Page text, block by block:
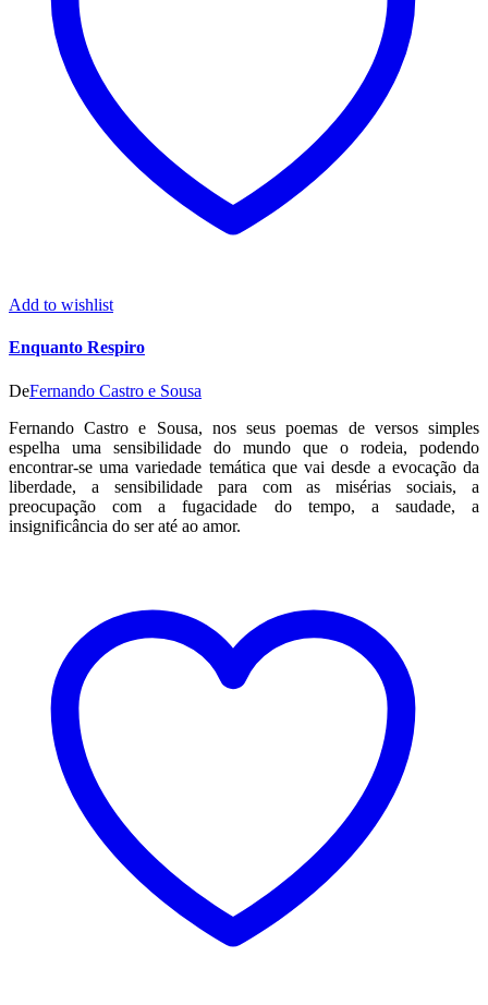
Add to wishlist
Enquanto Respiro
DeFernando Castro e Sousa
Fernando Castro e Sousa, nos seus poemas de versos simples
espelha uma sensibilidade do mundo que o rodeia, podendo
encontrar-se uma variedade temática que vai desde a evocação da
liberdade, a sensibilidade para com as misérias sociais, a
preocupação com a fugacidade do tempo, a saudade, a
insignificância do ser até ao amor.